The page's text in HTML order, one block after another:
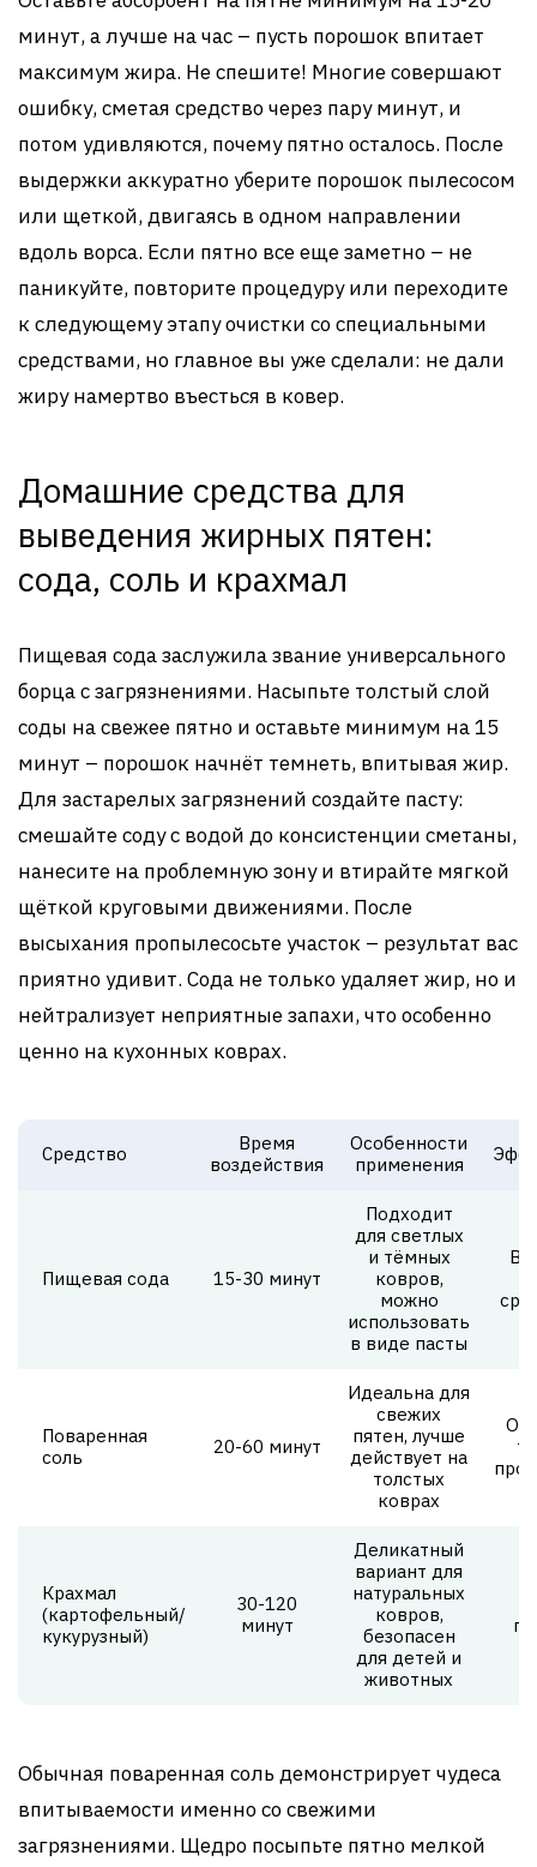
минут, а лучше на час – пусть порошок впитает
максимум жира. Не спешите! Многие совершают
ошибку, сметая средство через пару минут, и
потом удивляются, почему пятно осталось. После
выдержки аккуратно уберите порошок пылесосом
или щеткой, двигаясь в одном направлении
вдоль ворса. Если пятно все еще заметно – не
паникуйте, повторите процедуру или переходите
к следующему этапу очистки со специальными
средствами, но главное вы уже сделали: не дали
жиру намертво въесться в ковер.
Домашние средства для
выведения жирных пятен:
сода, соль и крахмал
Пищевая сода заслужила звание универсального
борца с загрязнениями. Насыпьте толстый слой
соды на свежее пятно и оставьте минимум на 15
минут – порошок начнёт темнеть, впитывая жир.
Для застарелых загрязнений создайте пасту:
смешайте соду с водой до консистенции сметаны,
нанесите на проблемную зону и втирайте мягкой
щёткой круговыми движениями. После
высыхания пропылесосьте участок – результат вас
приятно удивит. Сода не только удаляет жир, но и
нейтрализует неприятные запахи, что особенно
ценно на кухонных коврах.
Средство
Время
воздействия
Особенности
применения
Пищевая сода 15-30 минут
Подходит
для светлых
и тёмных
ковров,
можно
использовать
в виде пасты
Поваренная
соль
20-60 минут
Идеальна для
свежих
пятен, лучше
действует на
толстых
коврах
Крахмал
(картофельный/
кукурузный)
30-120
минут
Деликатный
вариант для
натуральных
ковров,
безопасен
для детей и
животных
Обычная поваренная соль демонстрирует чудеса
впитываемости именно со свежими
загрязнениями. Щедро посыпьте пятно мелкой